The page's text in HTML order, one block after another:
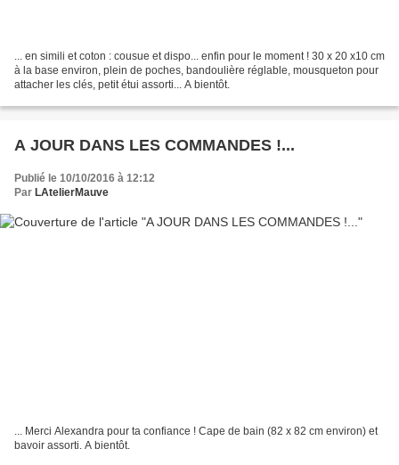
... en simili et coton : cousue et dispo... enfin pour le moment ! 30 x 20 x10 cm
à la base environ, plein de poches, bandoulière réglable, mousqueton pour
attacher les clés, petit étui assorti... A bientôt.
A JOUR DANS LES COMMANDES !...
Publié le 10/10/2016 à 12:12
Par LAtelierMauve
... Merci Alexandra pour ta confiance ! Cape de bain (82 x 82 cm environ) et
bavoir assorti. A bientôt.